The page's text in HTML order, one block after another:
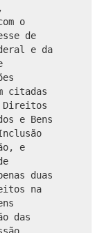
o
de
e da
citadas
Direitos
e Bens
e
duas
na
das